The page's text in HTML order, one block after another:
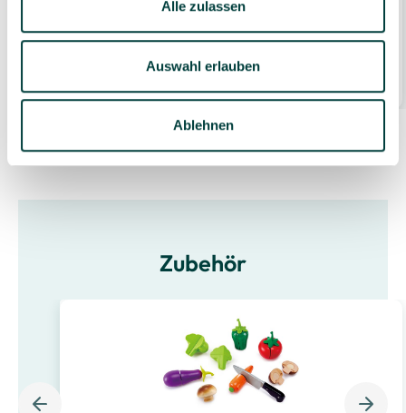
Alle zulassen
Auswahl erlauben
Ablehnen
Maxi Komplettküche
1.199,00 €*
1 Set(1.199,00 €* / Set)
Zubehör